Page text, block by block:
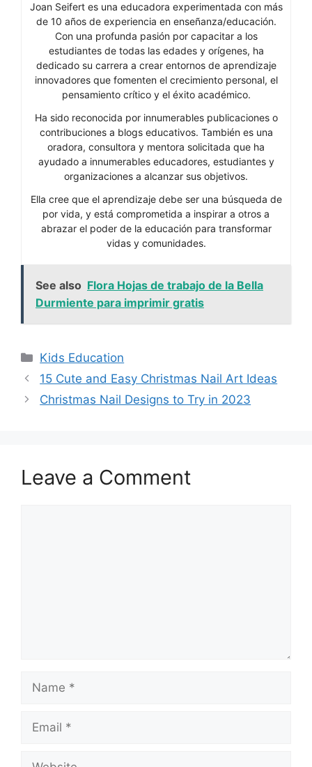
Joan Seifert es una educadora experimentada con más
de 10 años de experiencia en enseñanza/educación.
Con una profunda pasión por capacitar a los
estudiantes de todas las edades y orígenes, ha
dedicado su carrera a crear entornos de aprendizaje
innovadores que fomenten el crecimiento personal, el
pensamiento crítico y el éxito académico.
Ha sido reconocida por innumerables publicaciones o
contribuciones a blogs educativos. También es una
oradora, consultora y mentora solicitada que ha
ayudado a innumerables educadores, estudiantes y
organizaciones a alcanzar sus objetivos.
Ella cree que el aprendizaje debe ser una búsqueda de
por vida, y está comprometida a inspirar a otros a
abrazar el poder de la educación para transformar
vidas y comunidades.
See also Flora Hojas de trabajo de la Bella
Durmiente para imprimir gratis
Categories
Kids Education
15 Cute and Easy Christmas Nail Art Ideas
Christmas Nail Designs to Try in 2023
Leave a Comment
Name
Email
Website